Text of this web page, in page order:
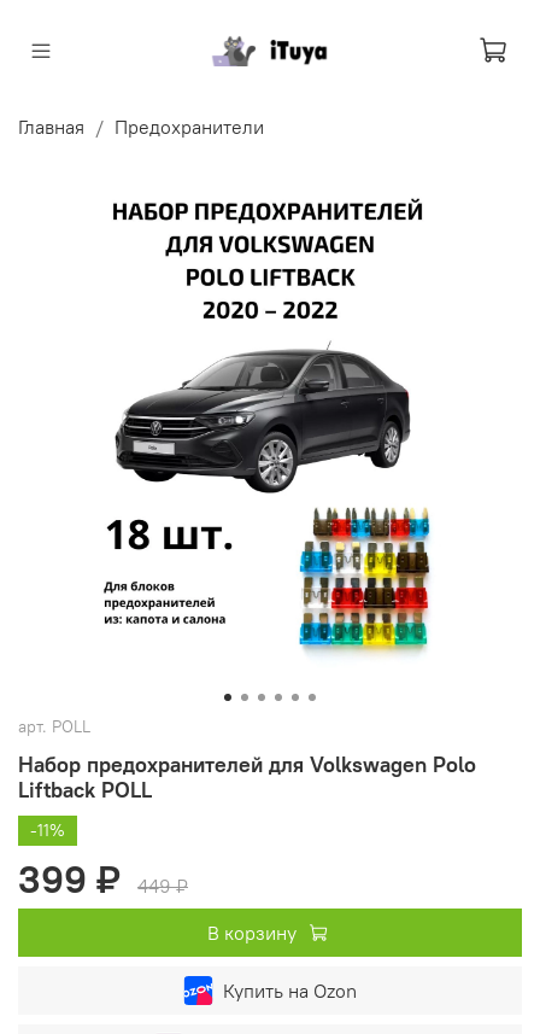
Главная Предохранители
арт. POLL
Набор предохранителей для Volkswagen Polo
Liftback POLL
-11%
399 ₽
449 ₽
В корзину
Купить на Ozon